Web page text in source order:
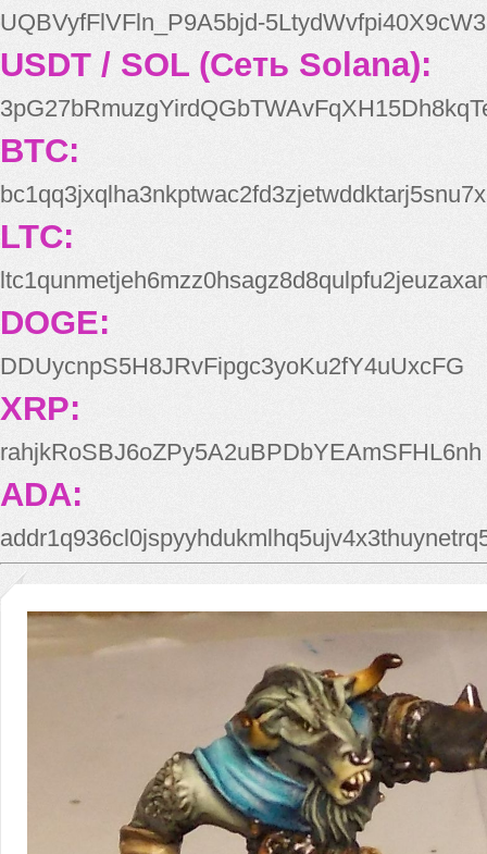
UQBVyfFlVFln_P9A5bjd-
USDT / SOL (Сеть Solana):
BTC:
bc1qq3jxqlha3nkptwac2fd3zjetwddktarj5snu7x
LTC:
DOGE:
DDUycnpS5H8JRvFipgc3yoKu2fY4uUxcFG
XRP:
rahjkRoSBJ6oZPy5A2uBPDbYEAmSFHL6nh
ADA: